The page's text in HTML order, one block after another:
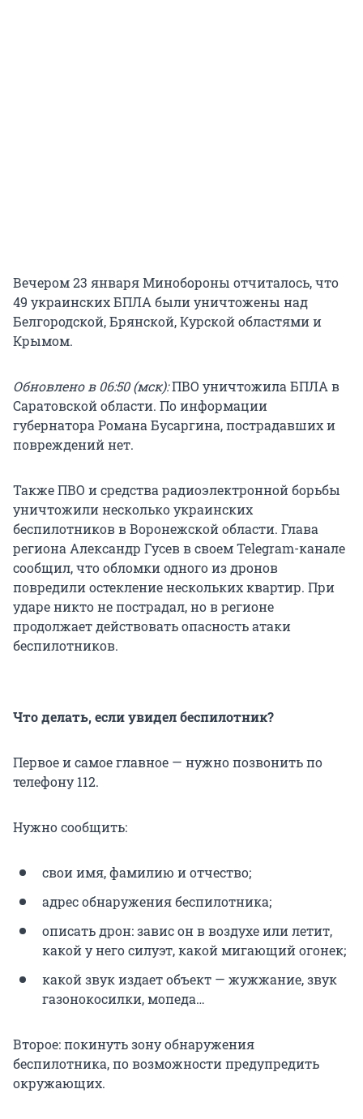
Вечером 23 января Минобороны отчиталось, что
49 украинских БПЛА были уничтожены над
Белгородской, Брянской, Курской областями и
Крымом.
Обновлено в 06:50 (мск):ПВО уничтожила БПЛА в
Саратовской области. По информации
губернатора Романа Бусаргина, пострадавших и
повреждений нет.
Также ПВО и средства радиоэлектронной борьбы
уничтожили несколько украинских
беспилотников в Воронежской области. Глава
региона Александр Гусев в своем Telegram-канале
сообщил, что обломки одного из дронов
повредили остекление нескольких квартир. При
ударе никто не пострадал, но в регионе
продолжает действовать опасность атаки
беспилотников.
Что делать, если увидел беспилотник?
Первое и самое главное — нужно позвонить по
телефону 112.
Нужно сообщить:
свои имя, фамилию и отчество;
адрес обнаружения беспилотника;
описать дрон: завис он в воздухе или летит,
какой у него силуэт, какой мигающий огонек;
какой звук издает объект — жужжание, звук
газонокосилки, мопеда…
Второе: покинуть зону обнаружения
беспилотника, по возможности предупредить
окружающих.